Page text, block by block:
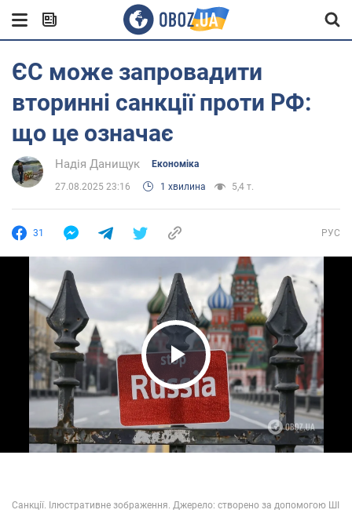
ЄС може запровадити
вторинні санкції проти РФ:
що це означає
Надія Данищук Економіка
27.08.2025 23:16 1 хвилина 5,4 т.
31 РУС
Play Video